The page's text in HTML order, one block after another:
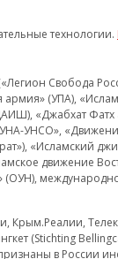
технологии.
Свобода
(УПА),
«Джабхат
УНСО»,
«Исламский
движение
(ОУН),
Крым.Реалии,
(Stichting
в России